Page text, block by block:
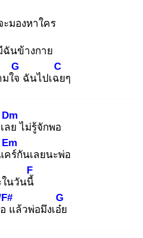
ะมองหาใคร
ฉันข้างกาย
ใจ
G
ฉันไปเฉย
C
ๆ
ลย
Dm
ไม่รู้จักพอ
คร์
Em
กันเลยนะพ่อ
ในวันนี้
F
แล้วพ่อมึงเอ๋ย
G